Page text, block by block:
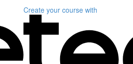
Create your course with